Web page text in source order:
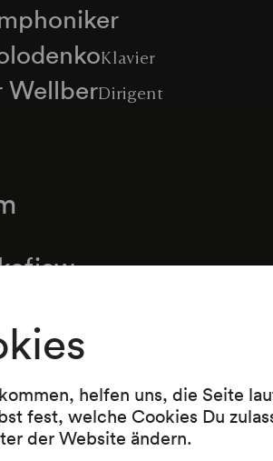
helfen uns, die Seite
fest, welche Cookies Du
der Website ändern.
Klavier
WellberDirigent
verlangen a-moll op. 122/10